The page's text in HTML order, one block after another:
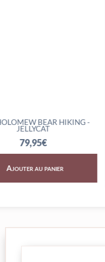
BEAR HIKING -
JELLYCAT
79,95€
au panier